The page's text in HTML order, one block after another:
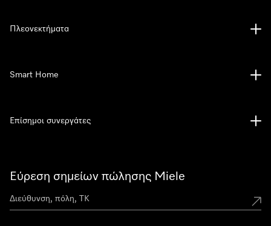
Εύρεση σημείων πώλησης Miele
Πλεονεκτήματα
Smart Home
Επίσημοι συνεργάτες